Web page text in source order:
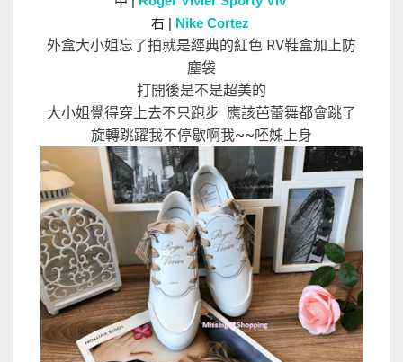
右 | Nike Cortez
外盒大小姐忘了拍就是經典的紅色 RV鞋盒加上防
塵袋
打開後是不是超美的
大小姐覺得穿上去不只跑步 應該芭蕾舞都會跳了
旋轉跳躍我不停歇啊我~~呸姊上身